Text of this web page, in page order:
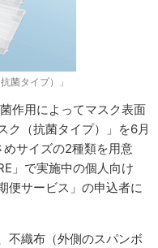
菌タイプ）」
作用によってマスク表面
ク（抗菌タイプ）」を6月
サイズの2種類を用意
」で実施中の個人向け
便サービス」の申込者に
不織布（外側のスパンボ